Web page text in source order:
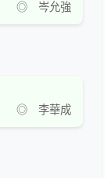
◎ 岑允強
◎ 李華成